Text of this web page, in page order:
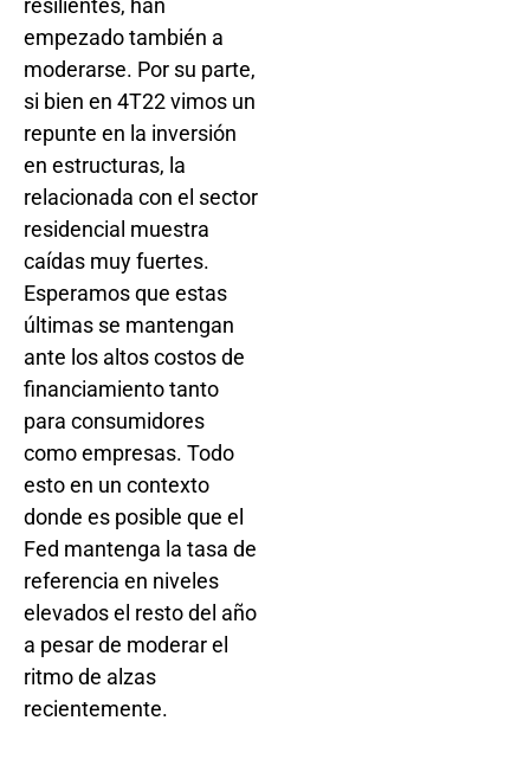
resilientes, han
empezado también a
moderarse. Por su parte,
si bien en 4T22 vimos un
repunte en la inversión
en estructuras, la
relacionada con el sector
residencial muestra
caídas muy fuertes.
Esperamos que estas
últimas se mantengan
ante los altos costos de
financiamiento tanto
para consumidores
como empresas. Todo
esto en un contexto
donde es posible que el
Fed mantenga la tasa de
referencia en niveles
elevados el resto del año
a pesar de moderar el
ritmo de alzas
recientemente.